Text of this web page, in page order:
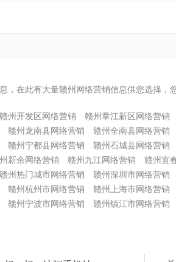
，在此有大量赣州网络营销信息供您选择，
赣州开发区网络营销 赣州章江新区网络营销
赣州龙南县网络营销 赣州全南县网络营销
赣州宁都县网络营销 赣州石城县网络营销
新余网络营销 赣州九江网络营销 赣州宜
赣州热门城市网络营销 赣州深圳市网络营销
赣州杭州市网络营销 赣州上海市网络营销
赣州宁波市网络营销 赣州镇江市网络营销